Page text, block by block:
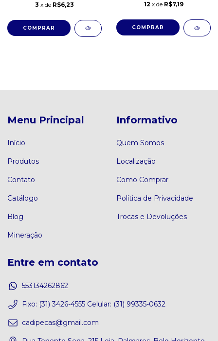
3 x de R$6,23
12 x de R$7,19
Menu Principal
Início
Produtos
Contato
Catálogo
Blog
Mineração
Informativo
Quem Somos
Localização
Como Comprar
Política de Privacidade
Trocas e Devoluções
Entre em contato
553134262862
Fixo: (31) 3426-4555 Celular: (31) 99335-0632
cadipecas@gmail.com